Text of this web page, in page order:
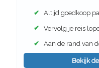
✔ Altijd goedkoop
✔ Vervolg je reis
✔ Aan de rand van
Bekijk